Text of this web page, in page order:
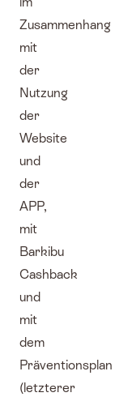
Zusammenhang
mit
der
Nutzung
der
Website
und
der
APP,
mit
Barkibu
Cashback
und
mit
dem
Präventionsplan
(letzterer